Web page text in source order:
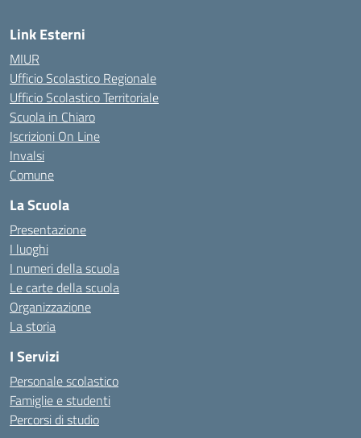
Link Esterni
MIUR
Ufficio Scolastico Regionale
Ufficio Scolastico Territoriale
Scuola in Chiaro
Iscrizioni On Line
Invalsi
Comune
La Scuola
Presentazione
I luoghi
I numeri della scuola
Le carte della scuola
Organizzazione
La storia
I Servizi
Personale scolastico
Famiglie e studenti
Percorsi di studio